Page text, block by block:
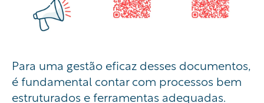
Para uma gestão eficaz desses documentos,
é fundamental contar com processos bem
estruturados e ferramentas adequadas.